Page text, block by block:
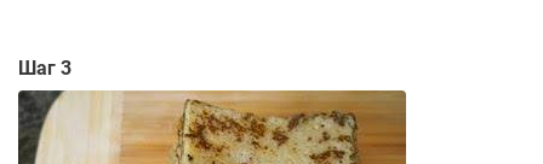
Шаг 3